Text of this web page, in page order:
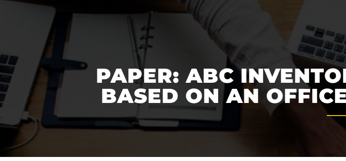
PAPER: ABC
BASED ON AN